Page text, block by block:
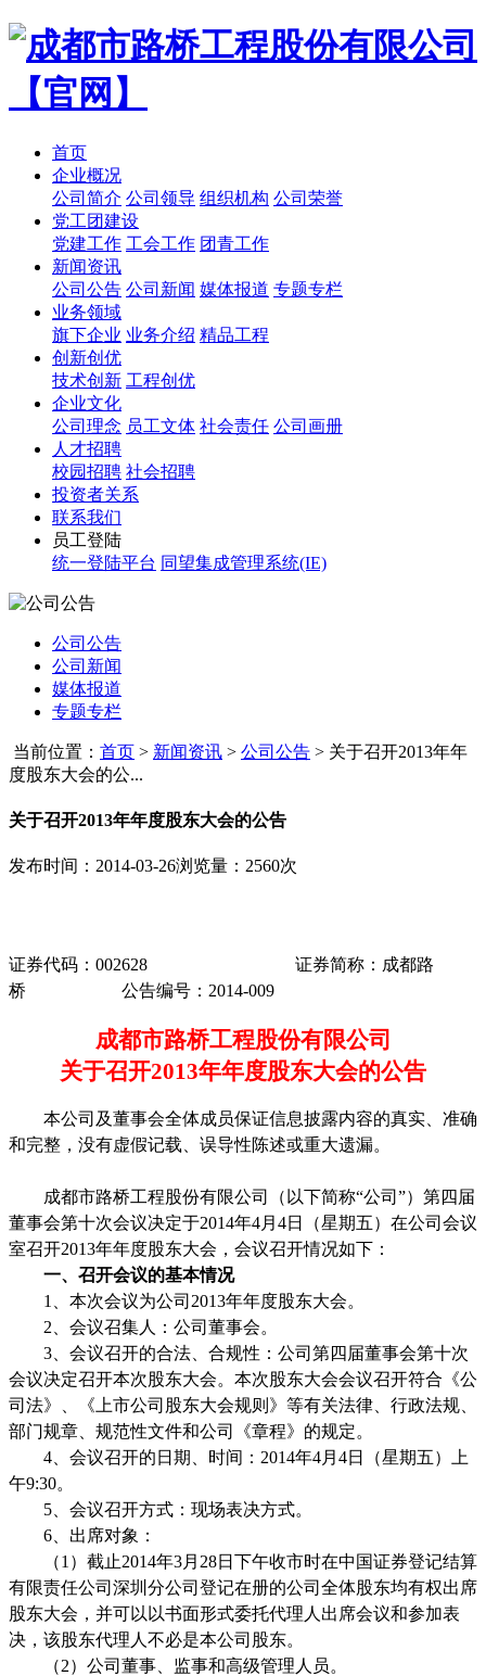
首页
企业概况
公司简介 公司领导 组织机构 公司荣誉
党工团建设
党建工作 工会工作 团青工作
新闻资讯
公司公告 公司新闻 媒体报道 专题专栏
业务领域
旗下企业 业务介绍 精品工程
创新创优
技术创新 工程创优
企业文化
公司理念 员工文体 社会责任 公司画册
人才招聘
校园招聘 社会招聘
投资者关系
联系我们
员工登陆
统一登陆平台 同望集成管理系统(IE)
公司公告
公司新闻
媒体报道
专题专栏
当前位置： 首页 > 新闻资讯 > 公司公告 > 关于召开2013年年
度股东大会的公...
关于召开2013年年度股东大会的公告
发布时间：2014-03-26浏览量：2560次
证券代码： 002628 证券简称：成都路
桥
公告编号： 2014-009
成都市路桥工程股份有限公司
关于召开2013年年度股东大会的公告
本公司及董事会全体成员保证信息披露内容的真实、准确
和完整，没有虚假记载、误导性陈述或重大遗漏。
成都市路桥工程股份有限公司（以下简称“公司 ”）第四届
董事会第十次会议决定于2014年4月 4日（星期五）在公司会议
室召开2013年年度股东大会，会议召开情况如下：
一、召开会议的基本情况
1、本次会议为公司 2013年年度股东大会。
2、会议召集人：公司董事会。
3、会议召开的合法、合规性：公司第四届董事会第十次
会议决定召开本次股东大会。本次股东大会会议召开符合《公
司法》、《上市公司股东大会规则》等有关法律、行政法规、
部门规章、规范性文件和公司《章程》的规定。
4、会议召开的日期、时间： 2014年4月 4日（星期五）上
午9:30。
5、会议召开方式：现场表决方式。
6、出席对象：
（1）截止2014年3月 28日下午收市时在中国证券登记结算
有限责任公司深圳分公司登记在册的公司全体股东均有权出席
股东大会，并可以以书面形式委托代理人出席会议和参加表
决，该股东代理人不必是本公司股东。
（2）公司董事、监事和高级管理人员。